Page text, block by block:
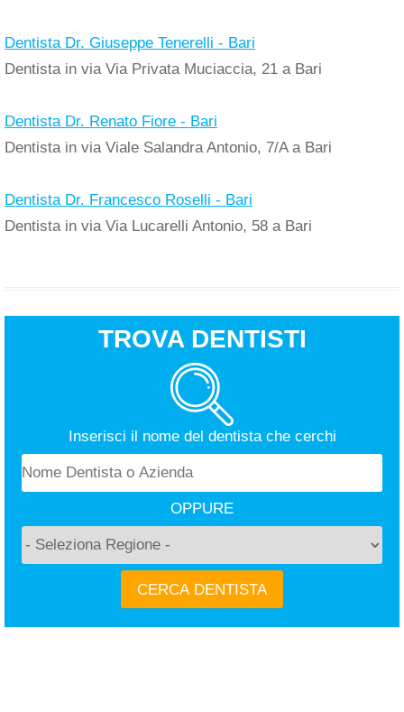
Dentista Dr. Giuseppe Tenerelli - Bari
Dentista in via Via Privata Muciaccia, 21 a Bari
Dentista Dr. Renato Fiore - Bari
Dentista in via Viale Salandra Antonio, 7/A a Bari
Dentista Dr. Francesco Roselli - Bari
Dentista in via Via Lucarelli Antonio, 58 a Bari
TROVA DENTISTI
Inserisci il nome del dentista che cerchi
OPPURE